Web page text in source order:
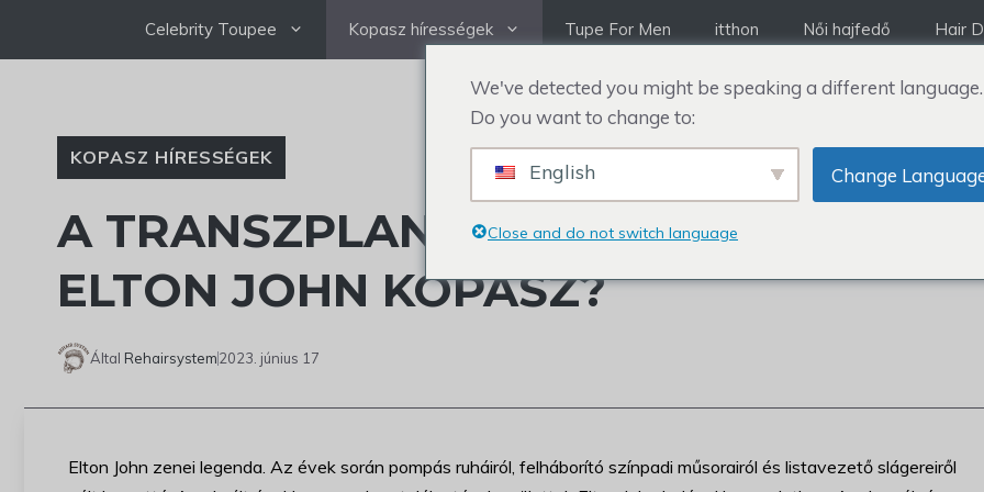
Celebrity Toupee Kopasz hírességek Tupe For Men itthon Női hajfedő Hair
KOPASZ HÍRESSÉGEK
A TRANSZPLANTÁCIÓTÓL A
ELTON JOHN KOPASZ?
Által Rehairsystem2023. június 17
Elton John zenei legenda. Az évek során pompás ruháiról, felháborító színpadi műsorairól és listavezető slágereiről
We've detected you might be speaking a different language.
Do you want to change to:
English Change
Close and do not switch language